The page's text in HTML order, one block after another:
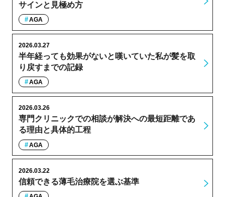
サインと見極め方
AGA
半年経っても効果がないと嘆いていた私が髪を取
り戻すまでの記録
2026.03.27
AGA
専門クリニックでの相談が解決への最短距離であ
る理由と具体的工程
2026.03.26
AGA
信頼できる薄毛治療院を選ぶ基準
2026.03.22